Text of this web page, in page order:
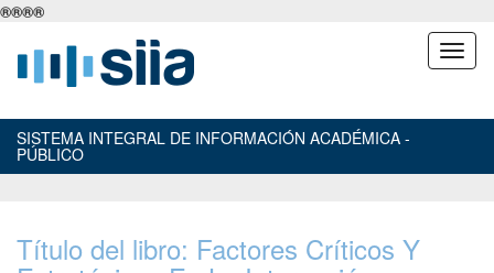
®®®®
SISTEMA INTEGRAL DE INFORMACIÓN ACADÉMICA -
PÚBLICO
Título del libro: Factores Críticos Y